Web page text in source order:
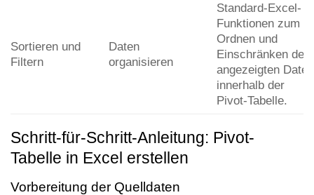
Sortieren und
Filtern
Daten
organisieren
Standard-Excel-
Funktionen zum
Ordnen und
Einschränken der
angezeigten Daten
innerhalb der
Pivot-Tabelle.
Schritt-für-Schritt-Anleitung: Pivot-
Tabelle in Excel erstellen
Vorbereitung der Quelldaten